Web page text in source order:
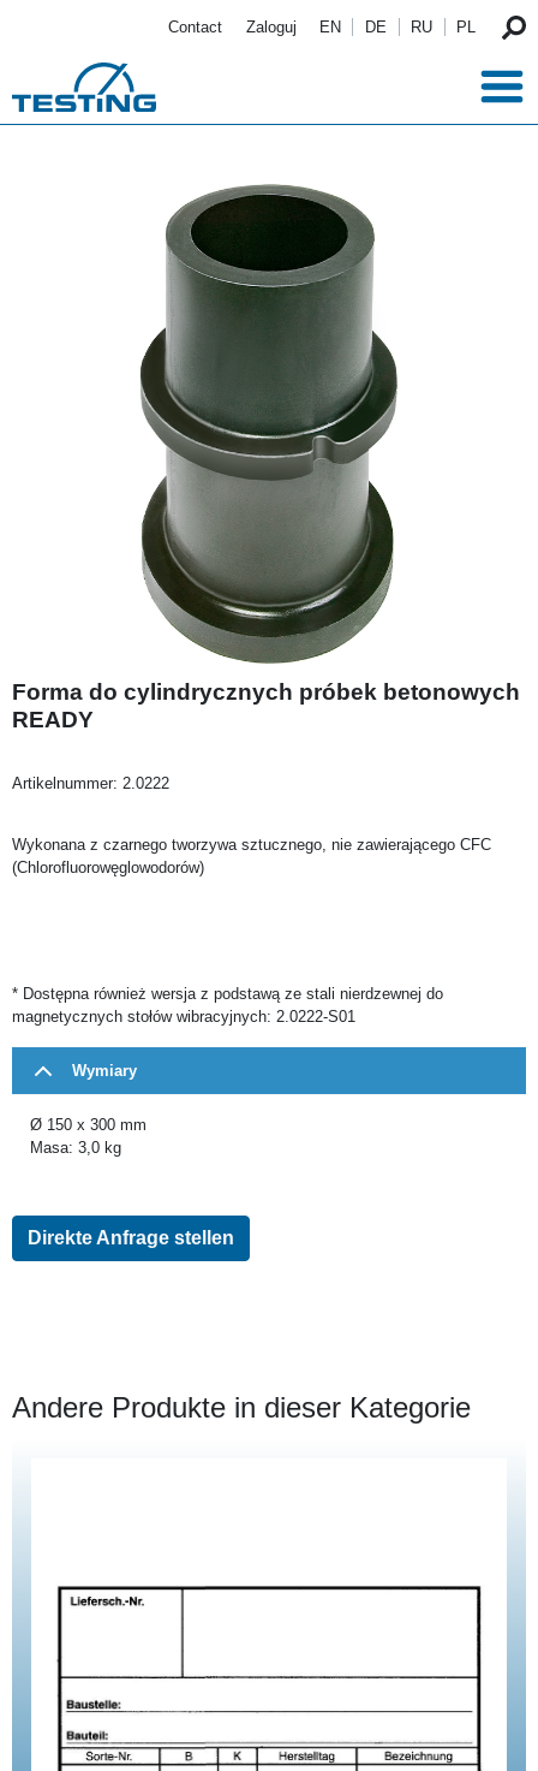
Contact Zaloguj EN DE RU PL
Forma do cylindrycznych próbek betonowych
READY
Artikelnummer: 2.0222
Wykonana z czarnego tworzywa sztucznego, nie zawierającego CFC
(Chlorofluorowęglowodorów)
* Dostępna również wersja z podstawą ze stali nierdzewnej do
magnetycznych stołów wibracyjnych: 2.0222-S01
Wymiary
Ø 150 x 300 mm
Masa: 3,0 kg
Direkte Anfrage stellen
Andere Produkte in dieser Kategorie